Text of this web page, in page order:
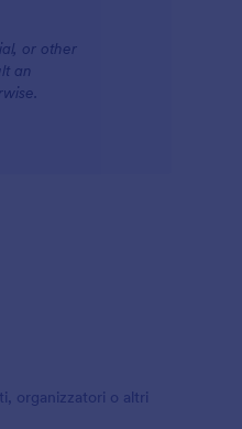
or other
an
organizzatori o altri